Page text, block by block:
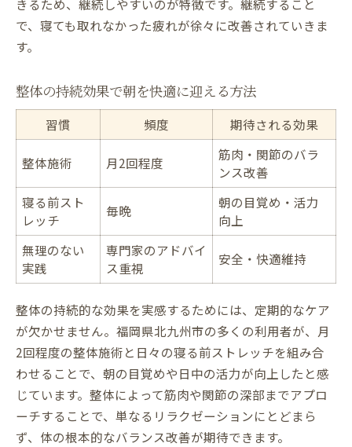
きるため、継続しやすいのが特徴です。継続すること
で、寝ても取れなかった疲れが徐々に改善されていきま
す。
整体の持続効果で朝を快適に迎える方法
習慣 頻度 期待される効果
整体施術 月2回程度
筋肉・関節のバラ
ンス改善
寝る前スト
レッチ
毎晩
朝の目覚め・活力
向上
無理のない
実践
専門家のアドバイ
ス重視
安全・快適維持
整体の持続的な効果を実感するためには、定期的なケア
が欠かせません。福岡県北九州市の多くの利用者が、月
2回程度の整体施術と日々の寝る前ストレッチを組み合
わせることで、朝の目覚めや日中の活力が向上したと感
じています。整体によって筋肉や関節の深部までアプロ
ーチすることで、単なるリラクゼーションにとどまら
ず、体の根本的なバランス改善が期待できます。